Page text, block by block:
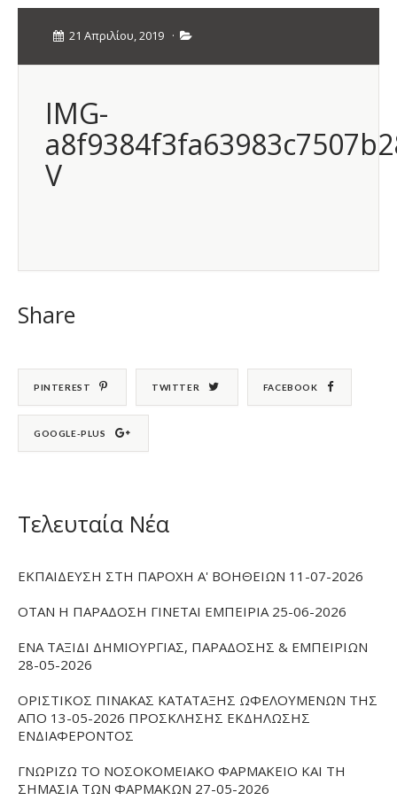
21 Απριλίου, 2019 ·
IMG-
V
Share
PINTEREST TWITTER FACEBOOK
GOOGLE-PLUS
Τελευταία Νέα
ΕΚΠΑΙΔΕΥΣΗ ΣΤΗ ΠΑΡΟΧΗ Α' ΒΟΗΘΕΙΩΝ 11-07-2026
ΟΤΑΝ Η ΠΑΡΑΔΟΣΗ ΓΙΝΕΤΑΙ ΕΜΠΕΙΡΙΑ 25-06-2026
ΕΝΑ ΤΑΞΙΔΙ ΔΗΜΙΟΥΡΓΙΑΣ, ΠΑΡΑΔΟΣΗΣ & ΕΜΠΕΙΡΙΩΝ
28-05-2026
ΟΡΙΣΤΙΚΟΣ ΠΙΝΑΚΑΣ ΚΑΤΑΤΑΞΗΣ ΩΦΕΛΟΥΜΕΝΩΝ ΤΗΣ
ΑΠΟ 13-05-2026 ΠΡΟΣΚΛΗΣΗΣ ΕΚΔΗΛΩΣΗΣ
ΕΝΔΙΑΦΕΡΟΝΤΟΣ
ΓΝΩΡΙΖΩ ΤΟ ΝΟΣΟΚΟΜΕΙΑΚΟ ΦΑΡΜΑΚΕΙΟ ΚΑΙ ΤΗ
ΣΗΜΑΣΙΑ ΤΩΝ ΦΑΡΜΑΚΩΝ 27-05-2026